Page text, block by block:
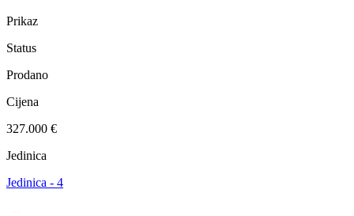
Prikaz
Status
Prodano
Cijena
327.000 €
Jedinica
Jedinica - 4